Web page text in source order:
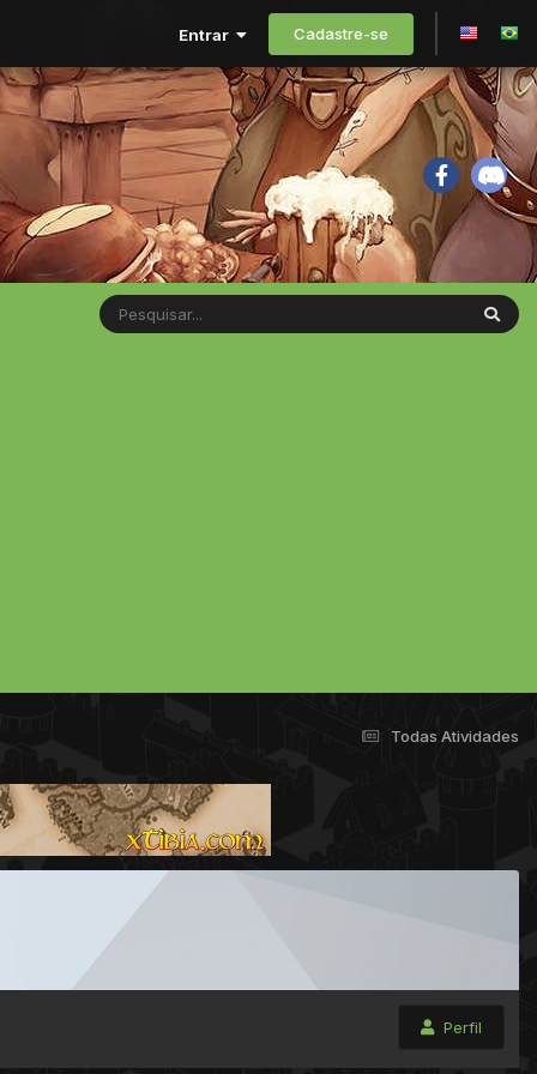
Entrar Cadastre-se
Todas Atividades
Perfil